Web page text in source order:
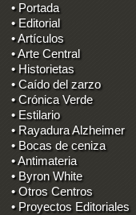
• Portada
• Editorial
• Artículos
• Arte Central
• Historietas
• Caído del zarzo
• Crónica Verde
• Estilario
• Rayadura Alzheimer
• Bocas de ceniza
• Antimateria
• Byron White
• Otros Centros
• Proyectos Editoriales